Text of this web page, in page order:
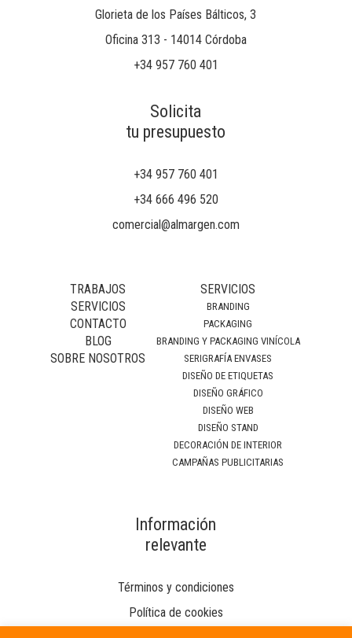
Glorieta de los Países Bálticos, 3
Oficina 313 - 14014 Córdoba
+34 957 760 401
Solicita
tu presupuesto
+34 957 760 401
+34 666 496 520
comercial@almargen.com
TRABAJOS
SERVICIOS
CONTACTO
BLOG
SOBRE NOSOTROS
SERVICIOS
BRANDING
PACKAGING
BRANDING Y PACKAGING VINÍCOLA
SERIGRAFÍA ENVASES
DISEÑO DE ETIQUETAS
DISEÑO GRÁFICO
DISEÑO WEB
DISEÑO STAND
DECORACIÓN DE INTERIOR
CAMPAÑAS PUBLICITARIAS
Información
relevante
Términos y condiciones
Política de cookies